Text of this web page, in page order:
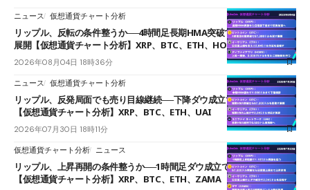
ニュース 仮想通貨チャート分析
リップル、反転の条件整うか──4時間足長期HMA突破で雲下端を目指す
展開【仮想通貨チャート分析】XRP、BTC、ETH、HOME
2026年08月04日 18時36分
ニュース 仮想通貨チャート分析
リップル、反発局面でも売り目線継続──下降ダウ成立で下値追う展開
【仮想通貨チャート分析】XRP、BTC、ETH、UAI
2026年07月30日 18時11分
仮想通貨チャート分析 ニュース
リップル、上昇再開の条件整うか──1時間足ダウ成立で1.185ドルを狙う
【仮想通貨チャート分析】XRP、BTC、ETH、ZAMA